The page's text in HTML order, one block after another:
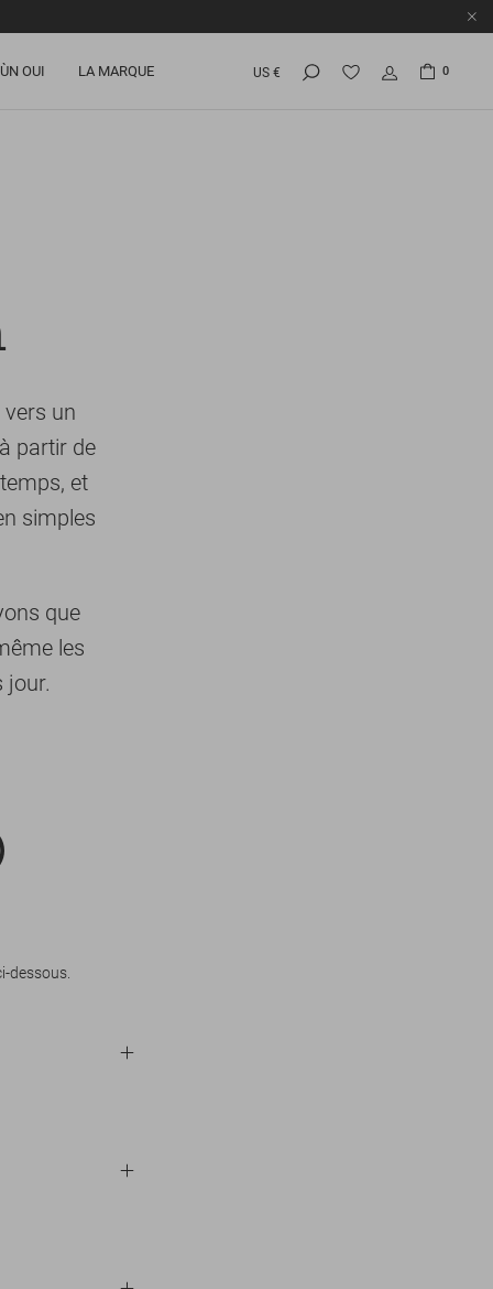
OUI LA MARQUE US € 0
un
partir de
et
simples
que
les
jour.
dessous.